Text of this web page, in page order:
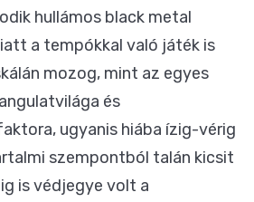
hullámos black metal
a tempókkal való játék is
mozog, mint az egyes
és
ugyanis hiába ízig-vérig
szempontból talán kicsit
is védjegye volt a